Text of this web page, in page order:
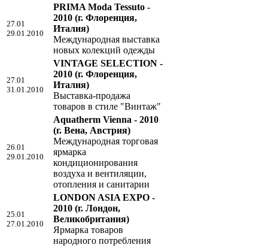
27.01
29.01.2010
PRIMA Moda Tessuto -
2010 (г. Флоренция,
Италия)
Международная выставка
новых колекций одежды
27.01
31.01.2010
VINTAGE SELECTION -
2010 (г. Флоренция,
Италия)
Выставка-продажа
товаров в стиле "Винтаж"
26.01
29.01.2010
Aquatherm Vienna - 2010
(г. Вена, Австрия)
Международная торговая
ярмарка
кондиционирования
воздуха и вентиляции,
отопления и санитарии
25.01
27.01.2010
LONDON ASIA EXPO -
2010 (г. Лондон,
Великобритания)
Ярмарка товаров
народного потребления